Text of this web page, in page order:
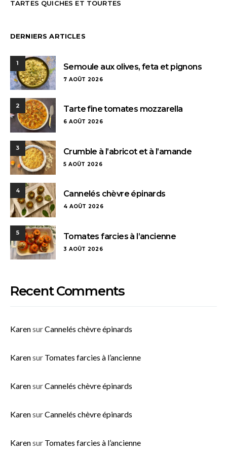
TARTES QUICHES ET TOURTES
DERNIERS ARTICLES
1 Semoule aux olives, feta et pignons
7 AOÛT 2026
2 Tarte fine tomates mozzarella
6 AOÛT 2026
3 Crumble à l’abricot et à l’amande
5 AOÛT 2026
4 Cannelés chèvre épinards
4 AOÛT 2026
5 Tomates farcies à l’ancienne
3 AOÛT 2026
Recent Comments
KarensurCannelés chèvre épinards
Karensur Tomates farcies à l’ancienne
KarensurCannelés chèvre épinards
KarensurCannelés chèvre épinards
Karensur Tomates farcies à l’ancienne